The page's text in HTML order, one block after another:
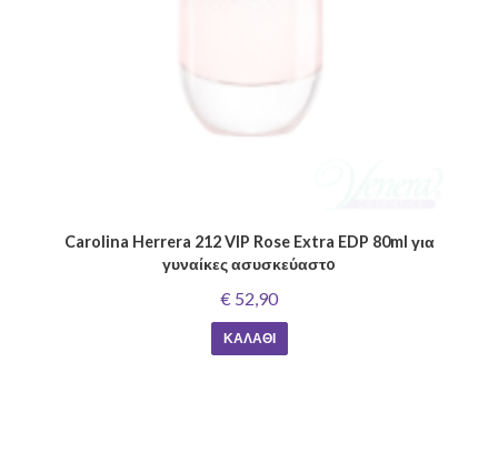
Carolina Herrera 212 VIP Rose Extra EDP 80ml για
γυναίκες ασυσκεύαστo
€ 52,90
ΚΑΛΆΘΙ